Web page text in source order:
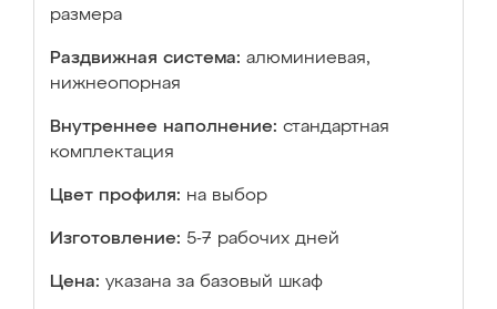
размера
Раздвижная система: алюминиевая,
нижнеопорная
Внутреннее наполнение: стандартная
комплектация
Цвет профиля: на выбор
Изготовление: 5-7 рабочих дней
Цена: указана за базовый шкаф